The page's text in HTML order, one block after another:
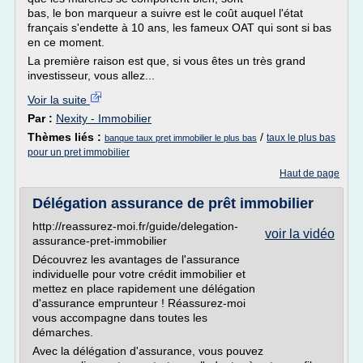
bas, le bon marqueur a suivre est le coût auquel l'état
français s'endette à 10 ans, les fameux OAT qui sont si bas
en ce moment.
La première raison est que, si vous êtes un très grand
investisseur, vous allez...
Voir la suite
Par : Nexity - Immobilier
Thèmes liés : banque taux pret immobilier le plus bas / taux le plus bas
pour un pret immobilier
Haut de page
Délégation assurance de prêt immobilier
voir la vidéo
http://reassurez-moi.fr/guide/delegation-
assurance-pret-immobilier
Découvrez les avantages de l'assurance
individuelle pour votre crédit immobilier et
mettez en place rapidement une délégation
d'assurance emprunteur ! Réassurez-moi
vous accompagne dans toutes les
démarches.
Avec la délégation d'assurance, vous pouvez